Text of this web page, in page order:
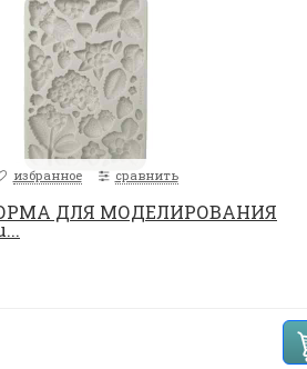
избранное сравнить
ДЛЯ МОДЕЛИРОВАНИЯ